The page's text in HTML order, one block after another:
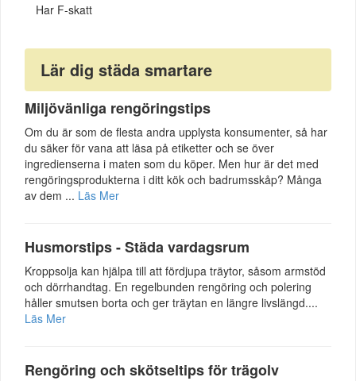
Har F-skatt
Lär dig städa smartare
Miljövänliga rengöringstips
Om du är som de flesta andra upplysta konsumenter, så har
du säker för vana att läsa på etiketter och se över
ingredienserna i maten som du köper. Men hur är det med
rengöringsprodukterna i ditt kök och badrumsskåp? Många
av dem ... Läs Mer
Husmorstips - Städa vardagsrum
Kroppsolja kan hjälpa till att fördjupa träytor, såsom armstöd
och dörrhandtag. En regelbunden rengöring och polering
håller smutsen borta och ger träytan en längre livslängd....
Läs Mer
Rengöring och skötseltips för trägolv